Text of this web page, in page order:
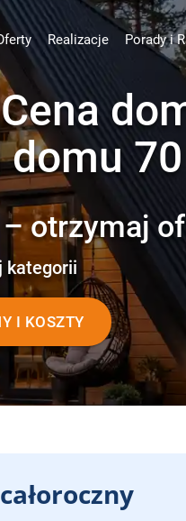
Realizacje Porady i
70
otrzymaj
kategorii
I KOSZTY